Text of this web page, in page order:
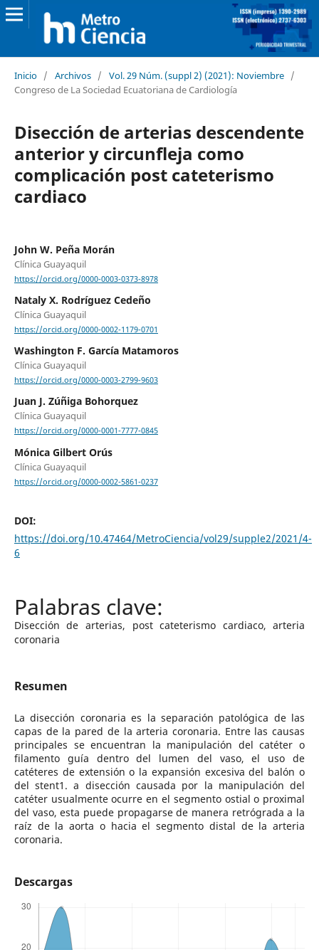
Inicio / Archivos / Vol. 29 Núm. (suppl 2) (2021): Noviembre /
Congreso de La Sociedad Ecuatoriana de Cardiología
Disección de arterias descendente
anterior y circunfleja como
complicación post cateterismo
cardiaco
John W. Peña Morán
Clínica Guayaquil
https://orcid.org/0000-0003-0373-8978
Nataly X. Rodríguez Cedeño
Clínica Guayaquil
https://orcid.org/0000-0002-1179-0701
Washington F. García Matamoros
Clínica Guayaquil
https://orcid.org/0000-0003-2799-9603
Juan J. Zúñiga Bohorquez
Clínica Guayaquil
https://orcid.org/0000-0001-7777-0845
Mónica Gilbert Orús
Clínica Guayaquil
https://orcid.org/0000-0002-5861-0237
DOI:
https://doi.org/10.47464/MetroCiencia/vol29/supple2/2021/4-
6
Disección de arterias, post cateterismo cardiaco, arteria
coronaria
Resumen
La disección coronaria es la separación patológica de las
capas de la pared de la arteria coronaria. Entre las causas
principales se encuentran la manipulación del catéter o
filamento guía dentro del lumen del vaso, el uso de
catéteres de extensión o la expansión excesiva del balón o
del stent1. a disección causada por la manipulación del
catéter usualmente ocurre en el segmento ostial o proximal
del vaso, esta puede propagarse de manera retrógrada a la
raíz de la aorta o hacia el segmento distal de la arteria
coronaria.
Descargas